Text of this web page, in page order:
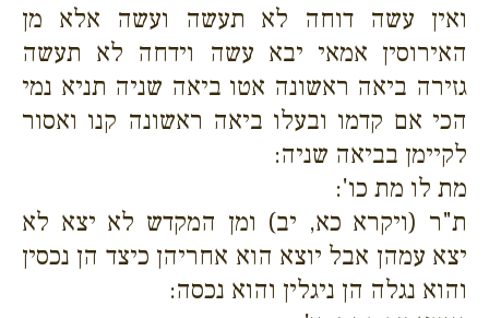
ואין עשה דוחה לא תעשה ועשה אלא מן
האירוסין אמאי יבא עשה וידחה לא תעשה
גזירה ביאה ראשונה אטו ביאה שניה תניא נמי
הכי אם קדמו ובעלו ביאה ראשונה קנו ואסור
לקיימן בביאה שניה:
מת לו מת כו':
ת"ר (ויקרא כא, יב) ומן המקדש לא יצא לא
יצא עמהן אבל יוצא הוא אחריהן כיצד הן נכסין
והוא נגלה הן ניגלין והוא נכסה: